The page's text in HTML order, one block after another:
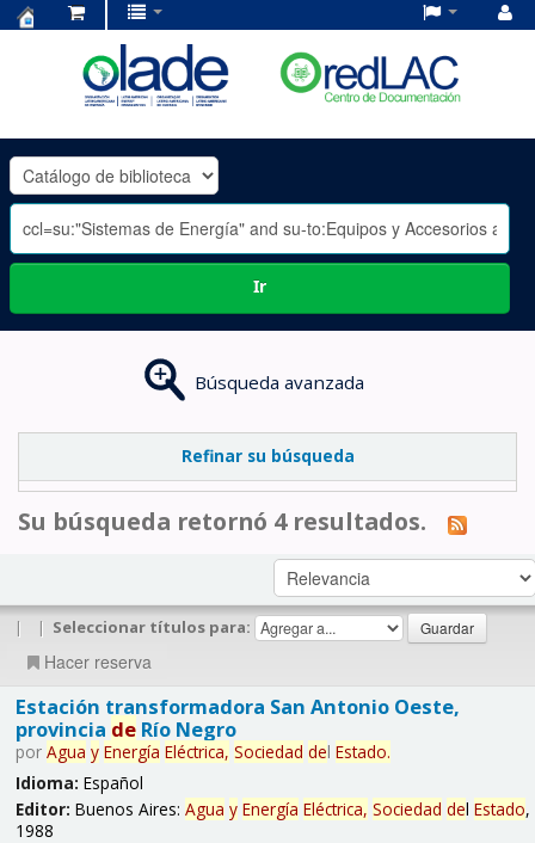
OLADE
-
Ir
Búsqueda avanzada
Refinar su búsqueda
Su búsqueda retornó 4 resultados.
| | Seleccionar títulos para:
Hacer reserva
Estación transformadora San Antonio Oeste,
provincia deRío Negro
por Agua y Energía Eléctrica, Sociedad del Estado.
Idioma: Español
Editor: Buenos Aires: Agua y Energía Eléctrica, Sociedad del Estado,
1988